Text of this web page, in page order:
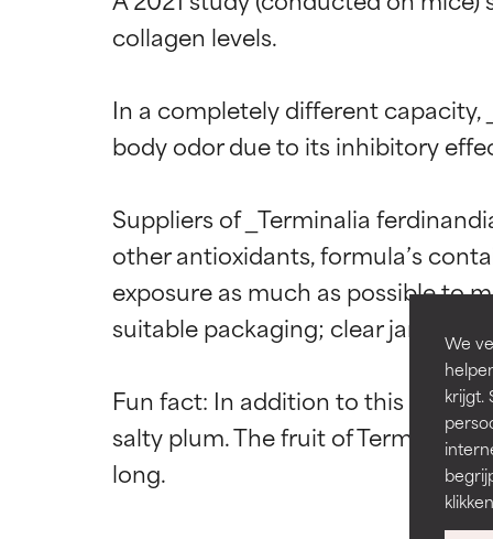
We
krijgt.
collagen levels.
In a completely different
body odor due to its inhibitory
Suppliers of _Terminalia
other antioxidants, formula’s
exposure as much as possible to
suitable packaging; clear jars are
Fun fact: In addition to this
salty plum. The fruit of Terminalia
BESTE
meeste
GOED
Noodzakelijk
Doorgaans
het nut ervan
SLECHT
De kans op
andere
BESTE
meeste
GOED
Noodzakelijk
Doorgaans
het nut ervan
SLECHT
De kans op
andere